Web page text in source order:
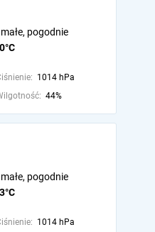
pogodnie
1014 hPa
44%
pogodnie
1014 hPa